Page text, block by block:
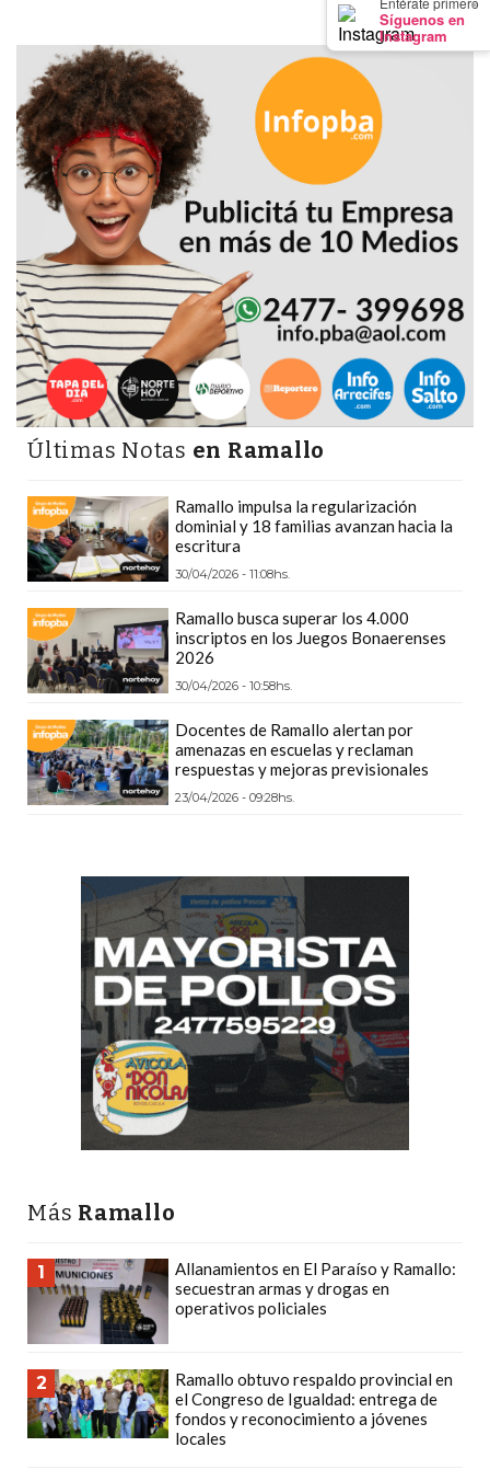
Síguenos en
Instagram
DE
PERGAMINO
LOS
MEJORES
PRECIOS
EN
SUPLEMENTOS
DEPORTIVOS
EN
PERGAMINO
SUPLEMENTOS
DEPORTIVOS
EN
PERGAMINO:
LOS
PRECIOS
WHEY
PROTEIN
PERGAMINO:
DÓNDE
COMPRAR
MEJOR
GIMNASIO
DE
TIENDA
ONLINE
GRATIS
SUPLEMENTOS
DEPORTIVOS
PERGAMINO:
COMPRAR
PROTEÍNA,
Y
ENTRENO
CON
ASESORAMIENTO
PROFESIONAL
QUÉ
ES
CHANGUITO.COM.AR
Últimas Notas en Ramallo
Ramallo impulsa la regularización
dominial y 18 familias avanzan hacia la
escritura
30/04/2026 - 11:08hs.
Ramallo busca superar los 4.000
inscriptos en los Juegos Bonaerenses
2026
30/04/2026 - 10:58hs.
Docentes de Ramallo alertan por
amenazas en escuelas y reclaman
respuestas y mejoras previsionales
23/04/2026 - 09:28hs.
Más Ramallo
1
Allanamientos en El Paraíso y Ramallo:
secuestran armas y drogas en
operativos policiales
2
Ramallo obtuvo respaldo provincial en
el Congreso de Igualdad: entrega de
fondos y reconocimiento a jóvenes
locales